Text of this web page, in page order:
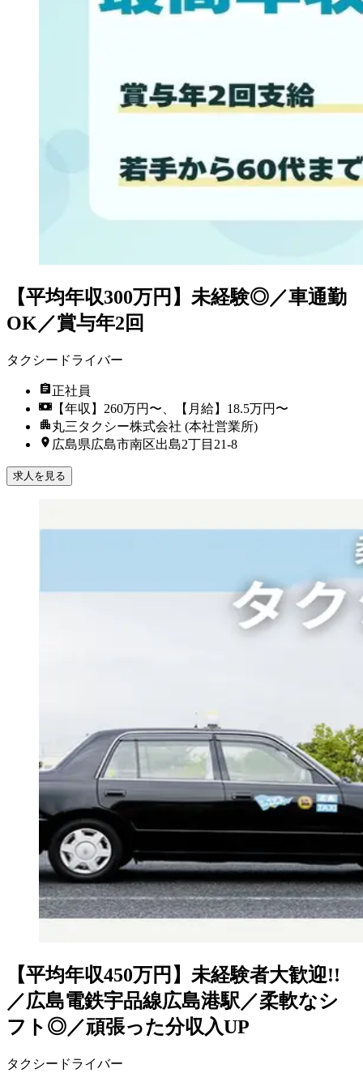
【平均年収300万円】未経験◎／車通勤
OK／賞与年2回
タクシードライバー
正社員
【年収】260万円〜、【月給】18.5万円〜
丸三タクシー株式会社 (本社営業所)
広島県広島市南区出島2丁目21-8
求人を見る
【平均年収450万円】未経験者大歓迎!!
／広島電鉄宇品線広島港駅／柔軟なシ
フト◎／頑張った分収入UP
タクシードライバー